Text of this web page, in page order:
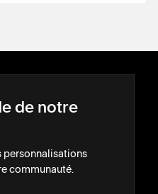
de notre
personnalisations
communauté.